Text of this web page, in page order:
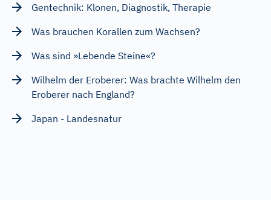
Gentechnik: Klonen, Diagnostik, Therapie
Was brauchen Korallen zum Wachsen?
Was sind »Lebende Steine«?
Wilhelm der Eroberer: Was brachte Wilhelm den
Eroberer nach England?
Japan - Landesnatur